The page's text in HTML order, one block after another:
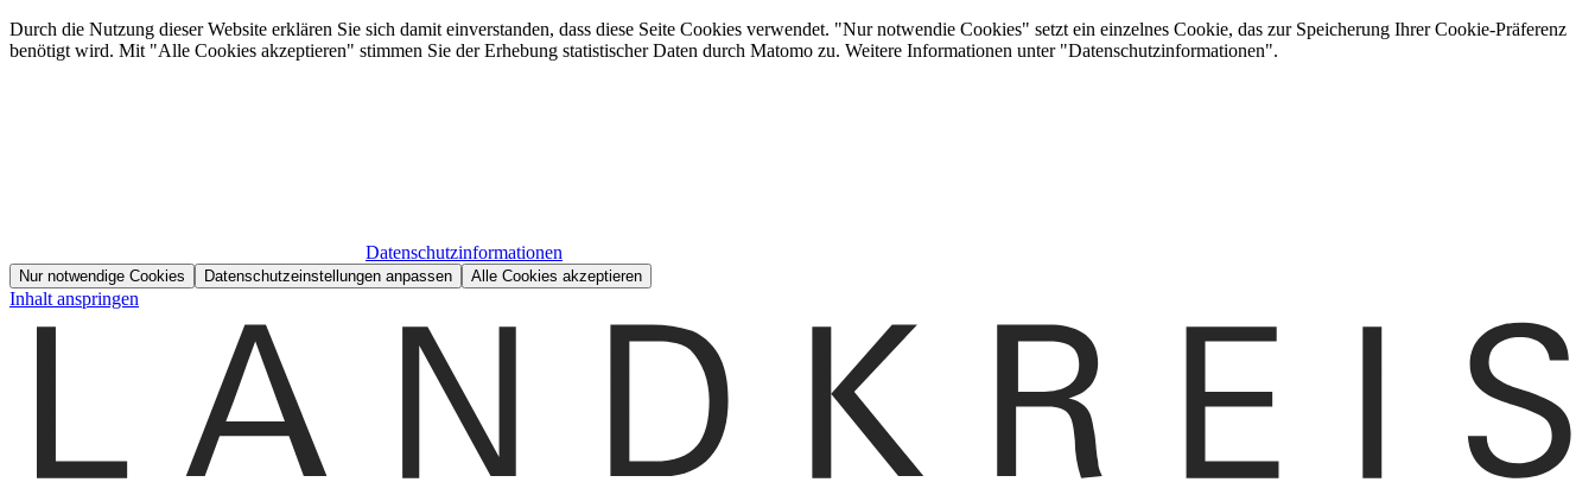
Durch die Nutzung dieser Website erklären Sie sich damit einverstanden, dass diese Seite Cookies verwendet. "Nur notwendie Cookies" setzt ein einzelnes Cookie, das zur Speicherung Ihrer Cookie-Präferenz
benötigt wird. Mit "Alle Cookies akzeptieren" stimmen Sie der Erhebung statistischer Daten durch Matomo zu. Weitere Informationen unter "Datenschutzinformationen".
Datenschutzinformationen
Nur notwendige Cookies Datenschutzeinstellungen anpassen Alle Cookies akzeptieren
Inhalt anspringen